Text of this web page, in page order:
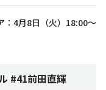
：4月8日（火）18:00～
#41前田直輝